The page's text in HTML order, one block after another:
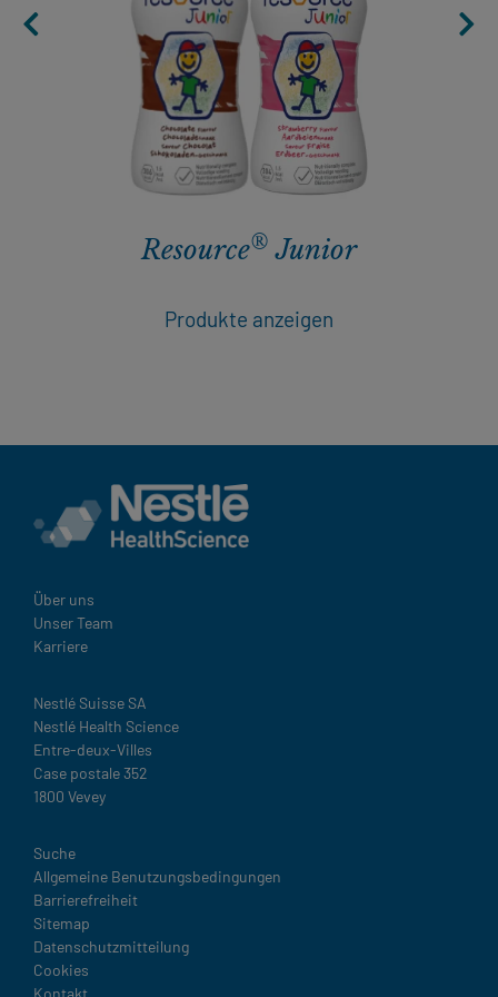
Resource® Junior
Produkte anzeigen
Über uns
Unser Team
Karriere
Nestlé Suisse SA
Nestlé Health Science
Entre-deux-Villes
Case postale 352
1800 Vevey
Legal
Suche
Allgemeine Benutzungsbedingungen
Barrierefreiheit
Sitemap
Datenschutzmitteilung
Cookies
Kontakt